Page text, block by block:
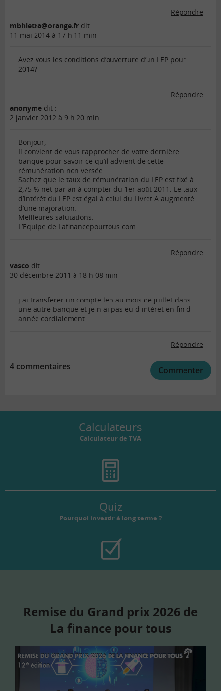
Répondre
mbhletra@orange.fr dit :
11 mai 2014 à 17 h 11 min
Avez vous les conditions d’ouverture d’un LEP pour
2014?
Répondre
anonyme dit :
2 janvier 2012 à 9 h 20 min
Bonjour,
Il convient de vous rapprocher de votre dernière
banque pour savoir ce qu’il advient de cette
rémunération non versée.
Sachez que le taux de rémunération du LEP est fixé à
2,75 % net par an à compter du 1er août 2011. Le taux
d’intérêt du LEP est égal à celui du Livret A augmenté
d’une majoration.
Meilleures salutations.
L’Equipe de Lafinancepourtous.com
Répondre
vasco dit :
30 décembre 2011 à 18 h 08 min
j ai transferer un compte lep au mois de juillet dans
une autre banque et je n ai pas eu d intéret en fin d
année cordialement
Répondre
4 commentaires Commenter
Calculateurs
Calculateur de TVA
Quiz
Pourquoi investir à long terme ?
Remise du Grand prix 2026 de
La finance pour tous